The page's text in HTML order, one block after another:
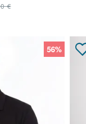
€
56%